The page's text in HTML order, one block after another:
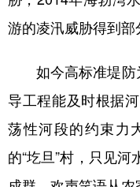
游的凌汛威胁得到部
如今高标准堤防
导工程能及时根据
荡性河段的约束力
的“圪旦”村，只见